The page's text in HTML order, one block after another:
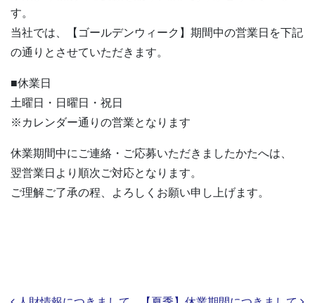
す。
当社では、【ゴールデンウィーク】期間中の営業日を下記
の通りとさせていただきます。
■休業日
土曜日・日曜日・祝日
※カレンダー通りの営業となります
休業期間中にご連絡・ご応募いただきましたかたへは、
翌営業日より順次ご対応となります。
ご理解ご了承の程、よろしくお願い申し上げます。